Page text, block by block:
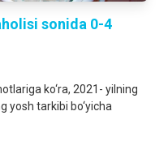
sonida 0-4
ko‘ra, 2021- yilning
yosh tarkibi bo‘yicha